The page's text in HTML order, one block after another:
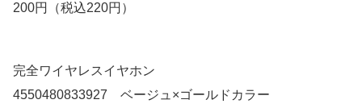
200円（税込220円）
完全ワイヤレスイヤホン
4550480833927 ベージュ×ゴールドカラー